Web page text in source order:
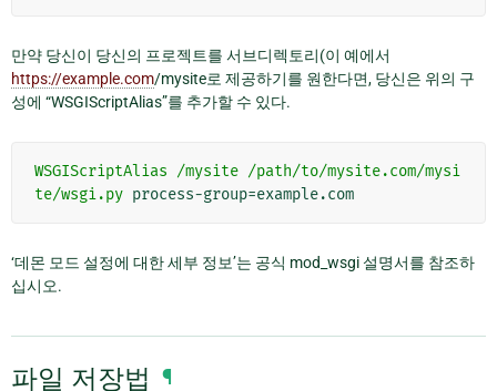
만약 당신이 당신의 프로젝트를 서브디렉토리(이 예에서
https://example.com/mysite로 제공하기를 원한다면, 당신은 위의 구
성에 “WSGIScriptAlias”를 추가할 수 있다.
WSGIScriptAlias /mysite /path/to/mysite.com/mysi
te/wsgi.py
‘데몬 모드 설정에 대한 세부 정보’는 공식 mod_wsgi 설명서를 참조하
십시오.
파일 저장법 ¶